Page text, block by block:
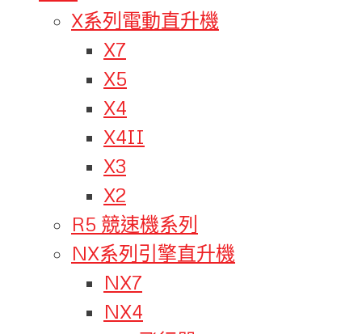
X系列電動直升機
X7
X5
X4
X4II
X3
X2
R5 競速機系列
NX系列引擎直升機
NX7
NX4